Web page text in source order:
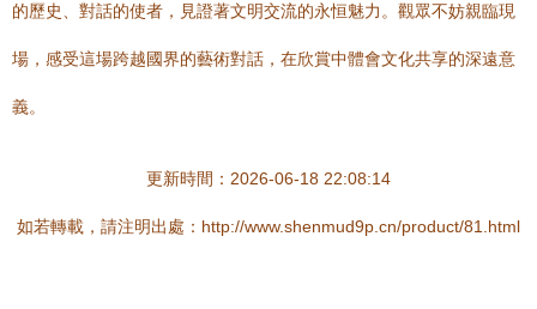
的歷史、對話的使者，見證著文明交流的永恒魅力。觀眾不妨親臨現
場，感受這場跨越國界的藝術對話，在欣賞中體會文化共享的深遠意
義。
更新時間：2026-06-18 22:08:14
如若轉載，請注明出處：http://www.shenmud9p.cn/product/81.html